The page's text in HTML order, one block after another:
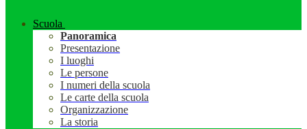
Scuola
Panoramica
Presentazione
I luoghi
Le persone
I numeri della scuola
Le carte della scuola
Organizzazione
La storia